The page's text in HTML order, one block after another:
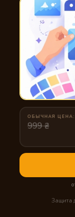
ОБЫЧНАЯ ЦЕНА:
999 ₴
Защита